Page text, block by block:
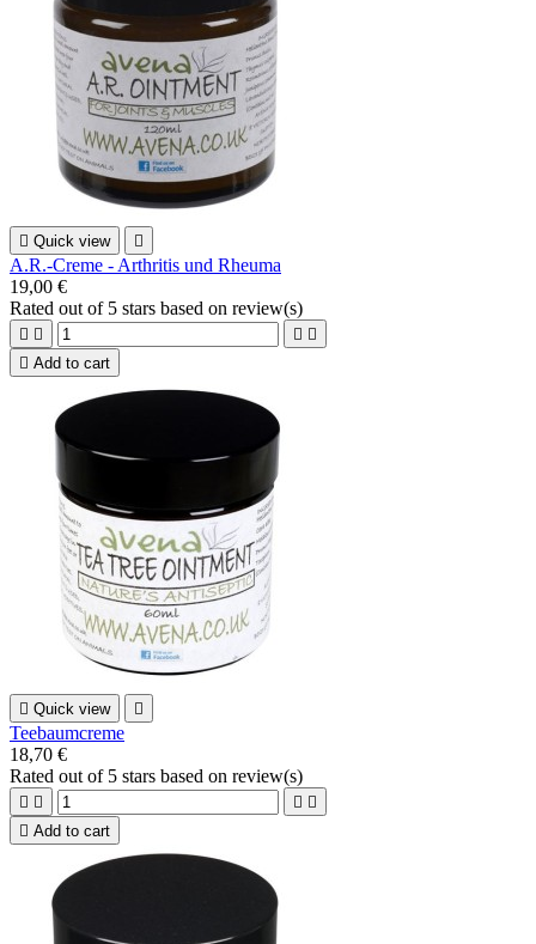
 Quick view 
A.R.-Creme - Arthritis und Rheuma
19,00 €
Rated out of 5 stars based on review(s)
   
 Add to cart
 Quick view 
Teebaumcreme
18,70 €
Rated out of 5 stars based on review(s)
   
 Add to cart